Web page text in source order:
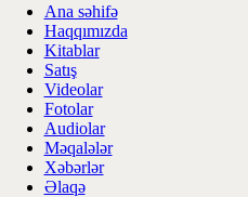
Ana səhifə
Haqqımızda
Kitablar
Satış
Videolar
Fotolar
Audiolar
Məqalələr
Xəbərlər
Əlaqə